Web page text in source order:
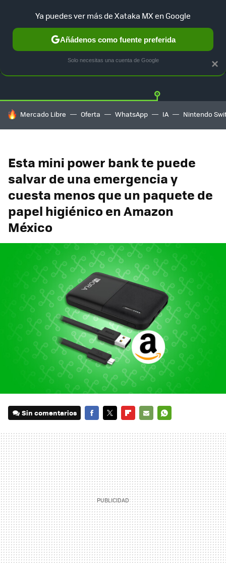
GUÍA DE COMPRAS MERCADO LIBRE
HOY SE HABLA DE
Mercado Libre Oferta WhatsApp IA Nintendo
Esta mini power bank te puede
salvar de una emergencia y
cuesta menos que un paquete de
papel higiénico en Amazon
México
Sin comentarios
MAIL
×
Ya puedes ver más de Xataka MX en Google
Añádenos como fuente preferida
Solo necesitas una cuenta de Google